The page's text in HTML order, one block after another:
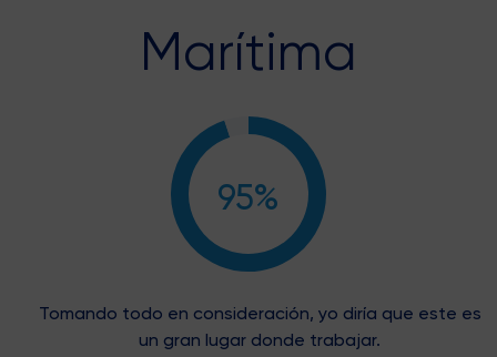
Marítima
95%
Tomando todo en consideración, yo diría que este es
un gran lugar donde trabajar.